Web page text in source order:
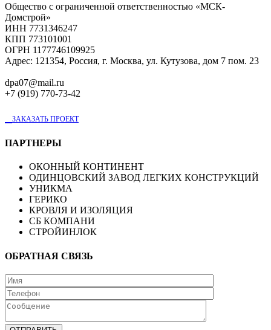
Общество с ограниченной ответственностью «МСК-
Домстрой»
ИНН 7731346247
КПП 773101001
ОГРН 1177746109925
Адрес: 121354, Россия, г. Москва, ул. Кутузова, дом 7 пом. 23
dpa07@mail.ru
+7 (919) 770-73-42
ЗАКАЗАТЬ ПРОЕКТ
ПАРТНЕРЫ
ОКОННЫЙ КОНТИНЕНТ
ОДИНЦОВСКИЙ ЗАВОД ЛЕГКИХ КОНСТРУКЦИЙ
УНИКМА
ГЕРИКО
КРОВЛЯ И ИЗОЛЯЦИЯ
СБ КОМПАНИ
СТРОЙИНЛОК
ОБРАТНАЯ СВЯЗЬ